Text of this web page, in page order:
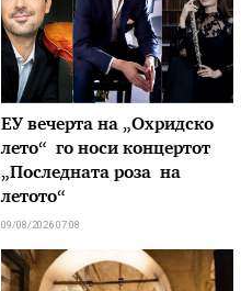
ЕУ вечерта на „Охридско
лето“ го носи концертот
„Последната роза на
летото“
09/08/2026 07:08